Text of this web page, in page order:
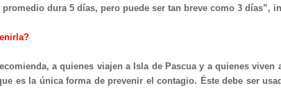
promedio dura 5 días, pero puede ser tan breve como 3 días”,
a quienes viajen a Isla de Pascua y a quienes viven
es la única forma de prevenir el contagio. Éste debe ser